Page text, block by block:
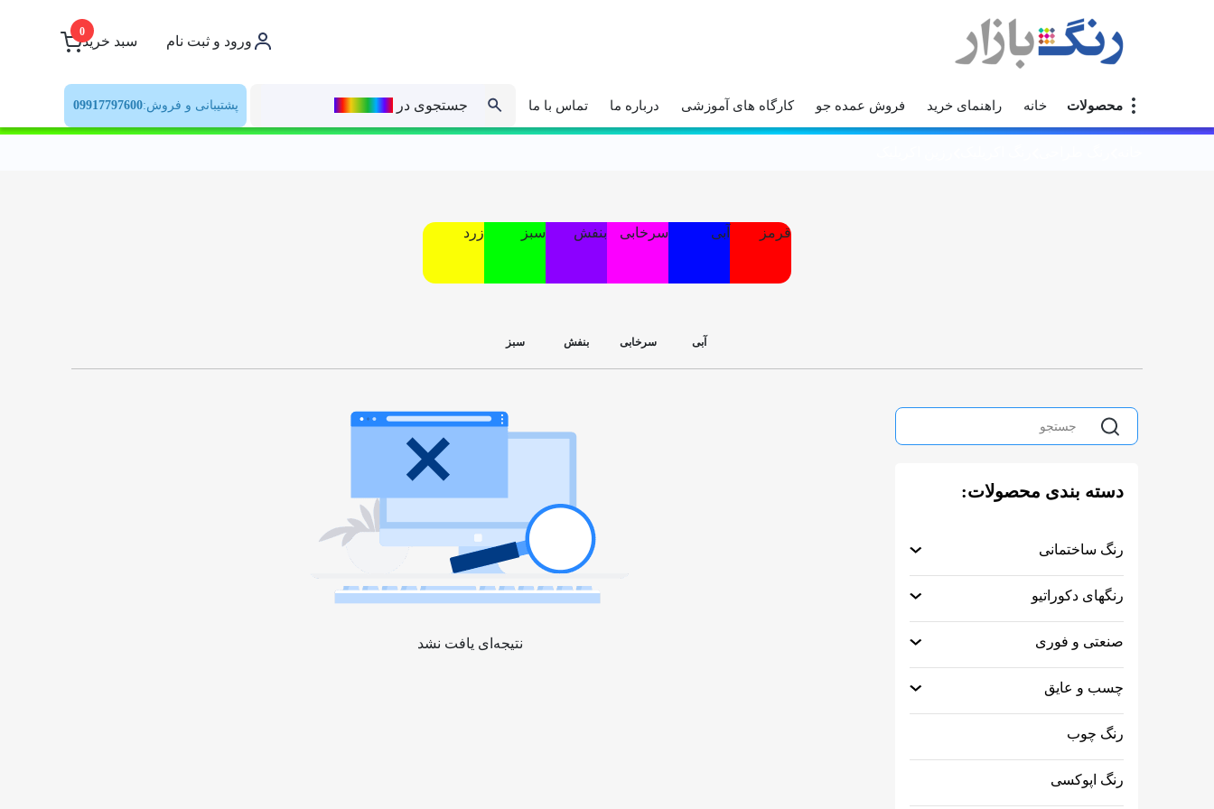
ورود و ثبت نام سبد خرید
0
محصولات خانه راهنمای خرید فروش عمده جو کارگاه های آموزشی درباره ما تماس با ما جستجوی در پشتیبانی و فروش:09917797600
قرمز آبی سرخابی بنفش سبز زرد
دسته بندی محصولات:
رنگ ساختمانی
رنگهای دکوراتیو
صنعتی و فوری
چسب و عایق
رنگ چوب
رنگ اپوکسی
نتیجه‌ای یافت نشد